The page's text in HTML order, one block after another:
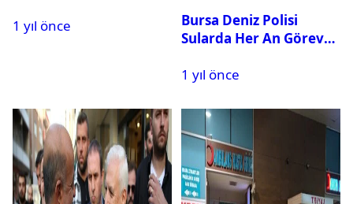
Vatandaşlara Ücretsiz
1 yıl önce
Bursa Deniz Polisi
Sularda Her An Göreve
1 yıl önce